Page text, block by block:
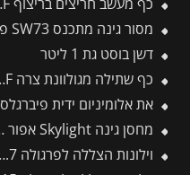
מסור גינה מתכנס SW73 פיסקארס
דשן בוסט גת 1 ליטר
כף שתילה מגולוונת צרה LU-P – WOLF
את אלומיניום ידית פיברגלס -תבור
מחסן גינה Skylight אפור 1.9X3 מבית פלרם – קנופיה
וילונות הצללה לפרגולה 3X9.7 מבית פלרם – Canopia